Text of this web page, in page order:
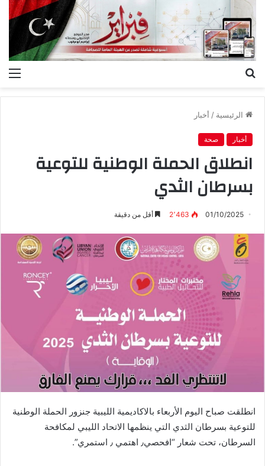
الرئيسية / أخبار
أخبار صحة
انطلاق الحملة الوطنية للتوعية
بسرطان الثدي
01/10/2025 2٬463 أقل من دقيقة
انطلقت صباح اليوم الأربعاء بالاكاديمية الليبية جنزور الحملة الوطنية
للتوعية بسرطان الثدي التي ينظمها الاتحاد الليبي لمكافحة
السرطان، تحت شعار “افحصي٫ اهتمي ٫ استمري”.